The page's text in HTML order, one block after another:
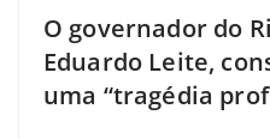
O governador do
Eduardo Leite,
uma “tragédia